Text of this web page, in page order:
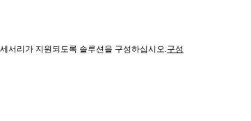
서리가 지원되도록 솔루션을 구성하십시오.구성